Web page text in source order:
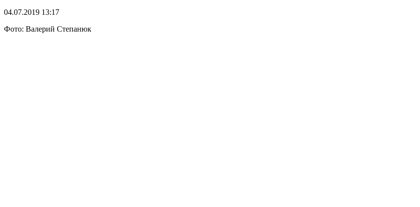
04.07.2019 13:17
Фото: Валерий Степанюк